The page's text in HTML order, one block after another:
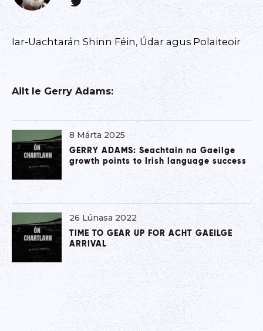
Iar-Uachtarán Shinn Féin, Údar agus Polaiteoir
Ailt le Gerry Adams:
8 Márta 2025
GERRY ADAMS: Seachtain na Gaeilge
growth points to Irish language success
26 Lúnasa 2022
TIME TO GEAR UP FOR ACHT GAEILGE
ARRIVAL